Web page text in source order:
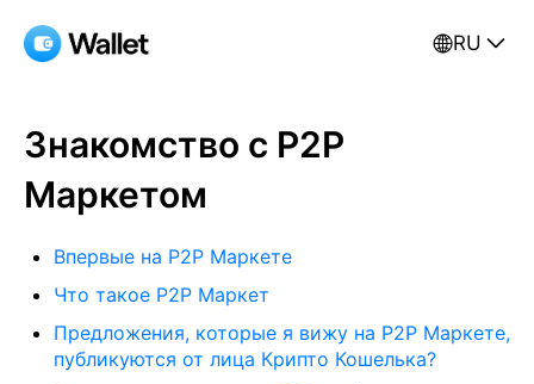
RU
Знакомство с Р2Р
Маркетом
Впервые на P2P Маркете
Что такое Р2Р Маркет
Предложения, которые я вижу на Р2Р Маркете,
публикуются от лица Крипто Кошелька?